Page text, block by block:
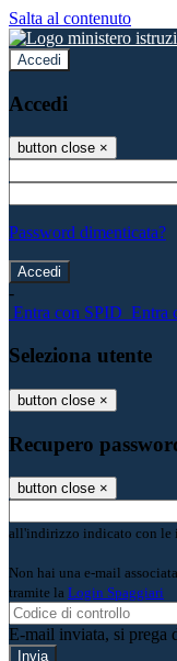
Salta al contenuto
Accedi
Accedi
button close ×
Password dimenticata?
-
Entra con SPID Entra
Seleziona utente
button close ×
Recupero
button close ×
all'indirizzo indicato con le
Non hai una e-mail
tramite la Login Spaggiari
E-mail inviata, si prega